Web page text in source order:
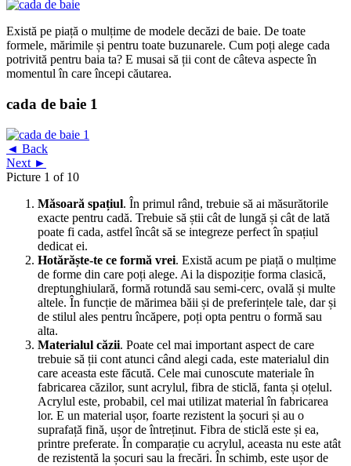
Există pe piață o mulțime de modele decăzi de baie. De toate
formele, mărimile și pentru toate buzunarele. Cum poți alege cada
potrivită pentru baia ta? E musai să ții cont de câteva aspecte în
momentul în care începi căutarea.
cada de baie 1
◄ Back
Next ►
Picture 1 of 10
Măsoară spațiul. În primul rând, trebuie să ai măsurătorile
exacte pentru cadă. Trebuie să știi cât de lungă și cât de lată
poate fi cada, astfel încât să se integreze perfect în spațiul
dedicat ei.
Hotărăște-te ce formă vrei. Există acum pe piață o mulțime
de forme din care poți alege. Ai la dispoziție forma clasică,
dreptunghiulară, formă rotundă sau semi-cerc, ovală și multe
altele. În funcție de mărimea băii și de preferințele tale, dar și
de stilul ales pentru încăpere, poți opta pentru o formă sau
alta.
Materialul căzii. Poate cel mai important aspect de care
trebuie să ții cont atunci când alegi cada, este materialul din
care aceasta este făcută. Cele mai cunoscute materiale în
fabricarea căzilor, sunt acrylul, fibra de sticlă, fanta și oțelul.
Acrylul este, probabil, cel mai utilizat material în fabricarea
lor. E un material ușor, foarte rezistent la șocuri și au o
suprafață fină, ușor de întreținut. Fibra de sticlă este și ea,
printre preferate. În comparație cu acrylul, aceasta nu este atât
de rezistentă la șocuri sau la frecări. În schimb, este ușor de